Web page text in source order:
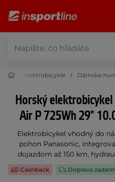
Horské elektrobicykle Dámske
Horský elektrobicykel
Air P 725Wh 29"
Elektrobicykel vhodný do
pohon Panasonic,
dojazdom až 150 km,
Cashback Doprava